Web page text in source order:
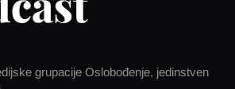
grupacije Oslobođenje, jedinstven